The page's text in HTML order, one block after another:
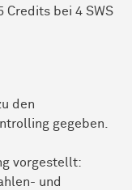
Credits bei 4 SWS
den
gegeben.
vorgestellt:
und